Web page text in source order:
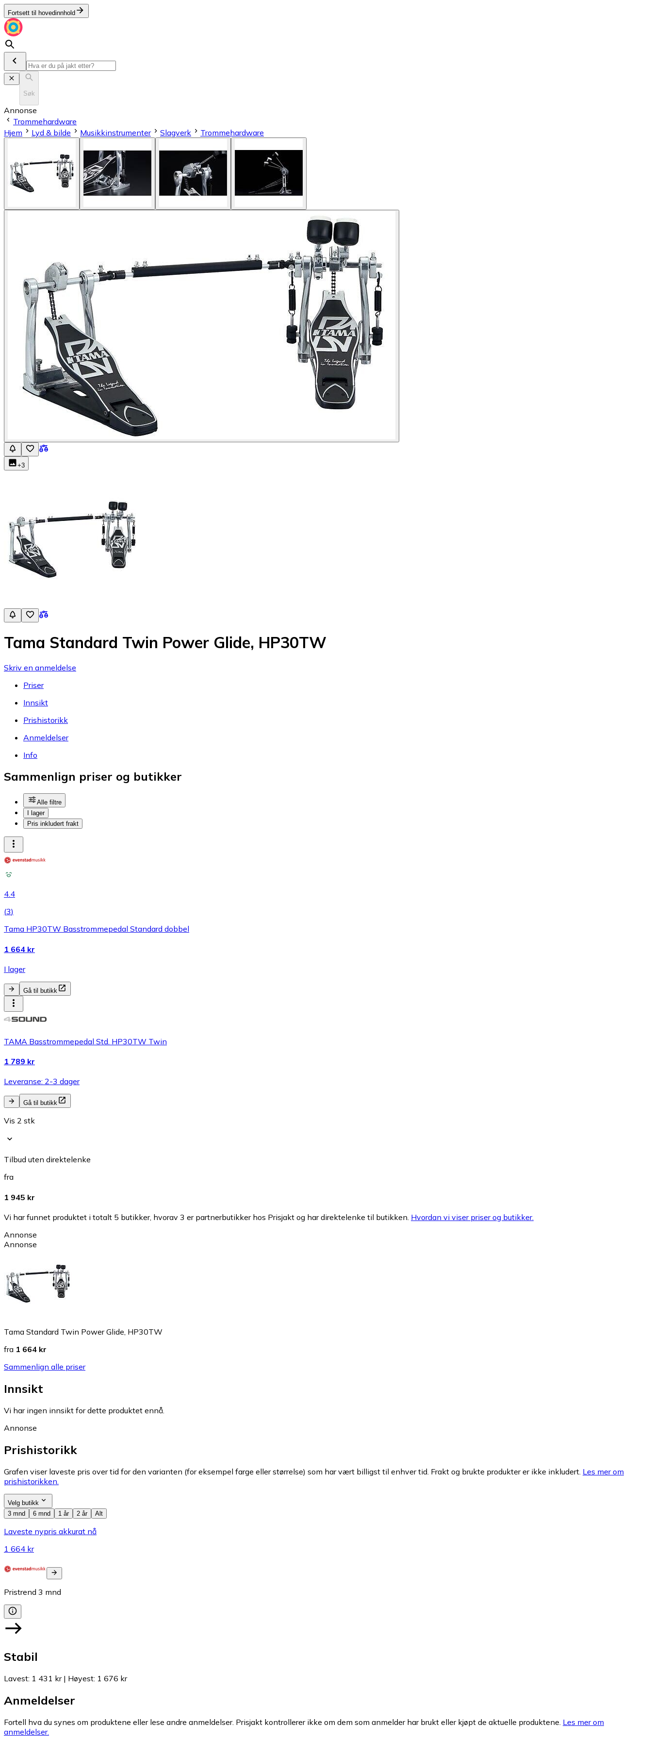
Fortsett til hovedinnhold
Søk
Annonse
Trommehardware
Hjem
Lyd & bilde Musikkinstrumenter Slagverk Trommehardware
+3
Tama Standard Twin Power Glide, HP30TW
Skriv en anmeldelse
Priser
Innsikt
Prishistorikk
Anmeldelser
Info
Sammenlign priser og butikker
Alle filtre
I lager
Pris inkludert frakt
4.4
(3)
Tama HP30TW Basstrommepedal Standard dobbel
1 664 kr
I lager
Gå til butikk
TAMA Basstrommepedal Std. HP30TW Twin
1 789 kr
Leveranse: 2-3 dager
Gå til butikk
Vis 2 stk
Tilbud uten direktelenke
fra
1 945 kr
Vi har funnet produktet i totalt 5 butikker, hvorav 3 er partnerbutikker hos Prisjakt og har direktelenke til butikken. Hvordan vi viser priser og butikker.
Annonse
Annonse
Tama Standard Twin Power Glide, HP30TW
fra 1 664 kr
Sammenlign alle priser
Innsikt
Vi har ingen innsikt for dette produktet ennå.
Annonse
Prishistorikk
Grafen viser laveste pris over tid for den varianten (for eksempel farge eller størrelse) som har vært billigst til enhver tid. Frakt og brukte produkter er ikke inkludert. Les mer om
prishistorikken.
Velg butikk
3 mnd
6 mnd 1 år 2 år Alt
Laveste nypris akkurat nå
1 664 kr
Pristrend 3 mnd
Stabil
Lavest: 1 431 kr| Høyest: 1 676 kr
Anmeldelser
Fortell hva du synes om produktene eller lese andre anmeldelser. Prisjakt kontrollerer ikke om dem som anmelder har brukt eller kjøpt de aktuelle produktene. Les mer om
anmeldelser.